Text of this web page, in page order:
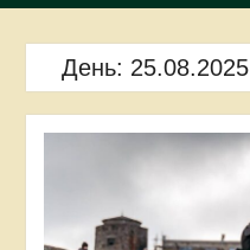
День: 25.08.2025